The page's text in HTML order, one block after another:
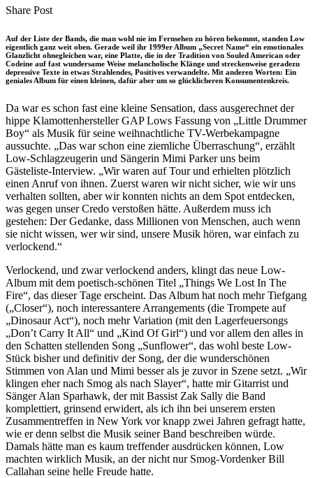
Share PostShare
Facebook
Copy
to
clipboard
Send
via
eMail
Auf der Liste der Bands, die man wohl nie im Fernsehen zu hören bekommt, standen Low
eigentlich ganz weit oben. Gerade weil ihr 1999er Album „Secret Name“ ein emotionales
Glanzlicht ohnegleichen war, eine Platte, die in der Tradition von Souled American oder
Codeine auf fast wundersame Weise melancholische Klänge und streckenweise geradezu
depressive Texte in etwas Strahlendes, Positives verwandelte. Mit anderen Worten: Ein
geniales Album für einen kleinen, dafür aber um so glücklicheren Konsumentenkreis.
Da war es schon fast eine kleine Sensation, dass ausgerechnet der
hippe Klamottenhersteller GAP Lows Fassung von „Little Drummer
Boy“ als Musik für seine weihnachtliche TV-Werbekampagne
aussuchte. „Das war schon eine ziemliche Überraschung“, erzählt
Low-Schlagzeugerin und Sängerin Mimi Parker uns beim
Gästeliste-Interview. „Wir waren auf Tour und erhielten plötzlich
einen Anruf von ihnen. Zuerst waren wir nicht sicher, wie wir uns
verhalten sollten, aber wir konnten nichts an dem Spot entdecken,
was gegen unser Credo verstoßen hätte. Außerdem muss ich
gestehen: Der Gedanke, dass Millionen von Menschen, auch wenn
sie nicht wissen, wer wir sind, unsere Musik hören, war einfach zu
verlockend.“
Verlockend, und zwar verlockend anders, klingt das neue Low-
Album mit dem poetisch-schönen Titel „Things We Lost In The
Fire“, das dieser Tage erscheint. Das Album hat noch mehr Tiefgang
(„Closer“), noch interessantere Arrangements (die Trompete auf
„Dinosaur Act“), noch mehr Variation (mit den Lagerfeuersongs
„Don’t Carry It All“ und „Kind Of Girl“) und vor allem den alles in
den Schatten stellenden Song „Sunflower“, das wohl beste Low-
Stück bisher und definitiv der Song, der die wunderschönen
Stimmen von Alan und Mimi besser als je zuvor in Szene setzt. „Wir
klingen eher nach Smog als nach Slayer“, hatte mir Gitarrist und
Sänger Alan Sparhawk, der mit Bassist Zak Sally die Band
komplettiert, grinsend erwidert, als ich ihn bei unserem ersten
Zusammentreffen in New York vor knapp zwei Jahren gefragt hatte,
wie er denn selbst die Musik seiner Band beschreiben würde.
Damals hätte man es kaum treffender ausdrücken können, Low
machten wirklich Musik, an der nicht nur Smog-Vordenker Bill
Callahan seine helle Freude hatte.